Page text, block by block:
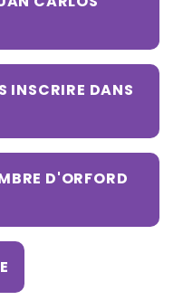
INSCRIRE DANS
D'ORFORD